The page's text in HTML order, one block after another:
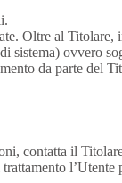
Oltre al Titolare,
sistema) ovvero
da parte del
contatta il